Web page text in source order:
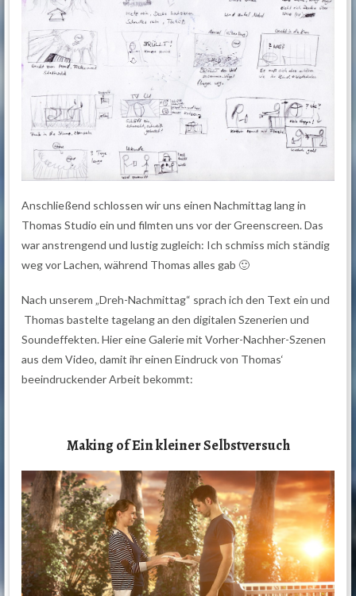
Anschließend schlossen wir uns einen Nachmittag lang in
Thomas Studio ein und filmten uns vor der Greenscreen. Das
war anstrengend und lustig zugleich: Ich schmiss mich ständig
weg vor Lachen, während Thomas alles gab 🙂
Nach unserem „Dreh-Nachmittag“ sprach ich den Text ein und
Thomas bastelte tagelang an den digitalen Szenerien und
Soundeffekten. Hier eine Galerie mit Vorher-Nachher-Szenen
aus dem Video, damit ihr einen Eindruck von Thomas‘
beeindruckender Arbeit bekommt:
Making of Ein kleiner Selbstversuch